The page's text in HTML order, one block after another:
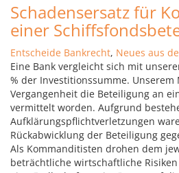
Schadensersatz für
einer
Entscheide Bankrecht, Neues aus
Eine Bank vergleicht sich mit
% der Investitionssumme.
Vergangenheit die Beteiligung an
vermittelt worden. Aufgrund
Aufklärungspflichtverletzungen
Rückabwicklung der Beteiligung
Als Kommanditisten drohen dem
beträchtliche wirtschaftliche